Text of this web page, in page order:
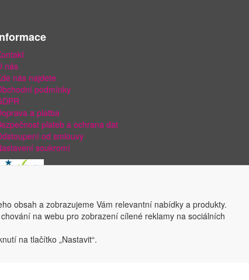
nás
nás najdete
podmínky
a platba
plateb a ochrana dat
od smlouvy
soukromí
obsah a zobrazujeme Vám relevantní nabídky a produkty.
na webu pro zobrazení cílené reklamy na sociálních
na tlačítko „Nastavit“.